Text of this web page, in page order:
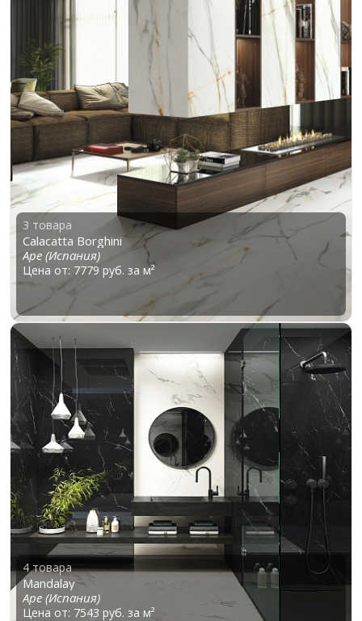
3 товара
Calacatta Borghini
Ape (Испания)
Цена от: 7779 руб. за м²
4 товара
Mandalay
Ape (Испания)
Цена от: 7543 руб. за м²